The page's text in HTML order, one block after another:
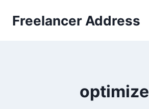
Freelancer Address
optimize